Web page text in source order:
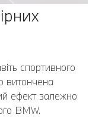
спортивного
витончена
ефект залежно
BMW.